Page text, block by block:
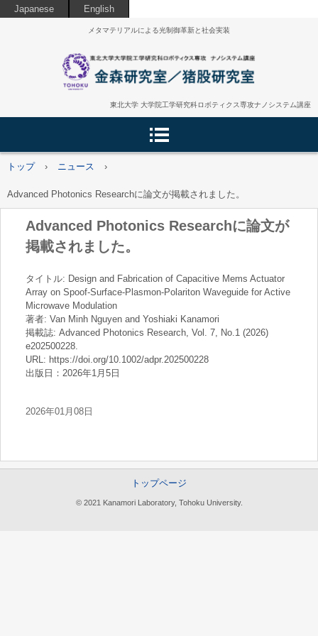
Japanese English
メタマテリアルによる光制御革新と社会実装
東北大学 大学院工学研究科ロボティクス専攻ナノシステム講座
トップ › ニュース ›
Advanced Photonics Researchに論文が掲載されました。
Advanced Photonics Researchに論文が
掲載されました。
タイトル: Design and Fabrication of Capacitive Mems Actuator
Array on Spoof-Surface-Plasmon-Polariton Waveguide for Active
Microwave Modulation
著者: Van Minh Nguyen and Yoshiaki Kanamori
掲載誌: Advanced Photonics Research, Vol. 7, No.1 (2026)
e202500228.
URL: https://doi.org/10.1002/adpr.202500228
出版日：2026年1月5日
2026年01月08日
トップページ
© 2021 Kanamori Laboratory, Tohoku University.